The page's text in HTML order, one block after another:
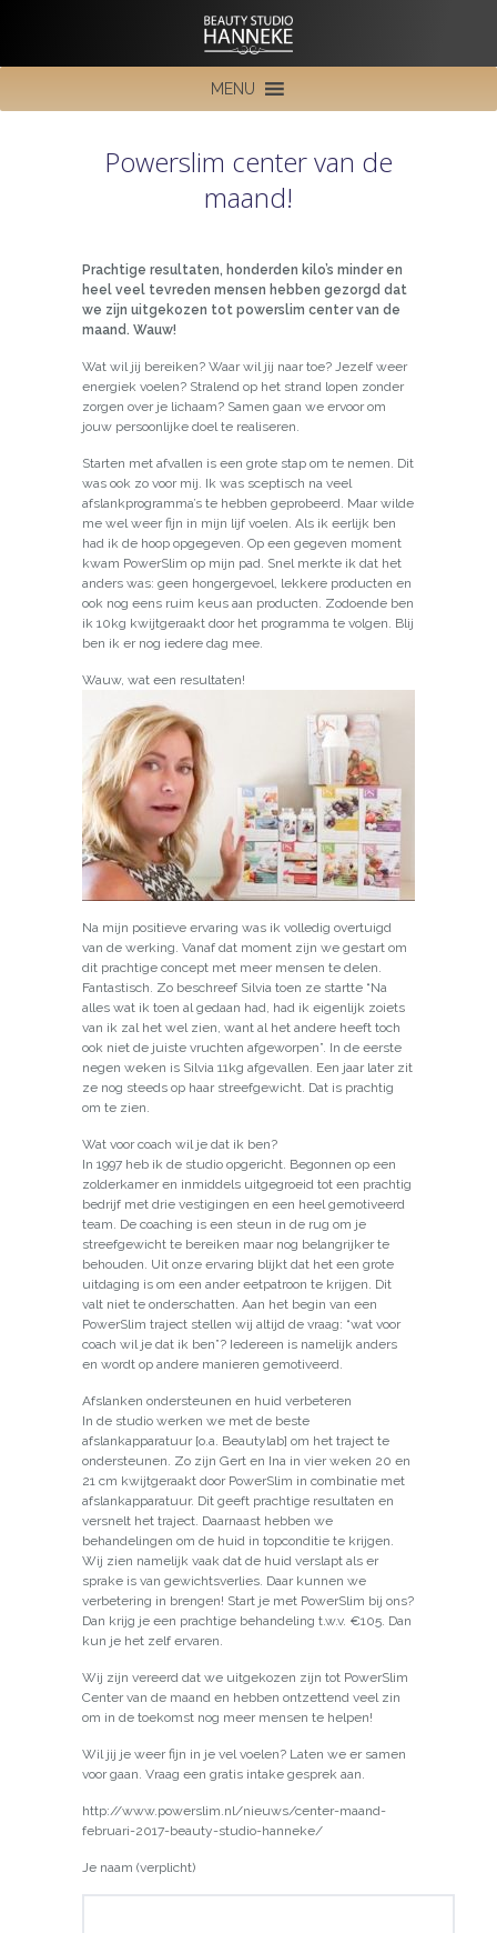
MENU
Powerslim center van de
maand!
Prachtige resultaten, honderden kilo’s minder en
heel veel tevreden mensen hebben gezorgd dat
we zijn uitgekozen tot powerslim center van de
maand. Wauw!
Wat wil jij bereiken? Waar wil jij naar toe? Jezelf weer
energiek voelen? Stralend op het strand lopen zonder
zorgen over je lichaam? Samen gaan we ervoor om
jouw persoonlijke doel te realiseren.
Starten met afvallen is een grote stap om te nemen. Dit
was ook zo voor mij. Ik was sceptisch na veel
afslankprogramma’s te hebben geprobeerd. Maar wilde
me wel weer fijn in mijn lijf voelen. Als ik eerlijk ben
had ik de hoop opgegeven. Op een gegeven moment
kwam PowerSlim op mijn pad. Snel merkte ik dat het
anders was: geen hongergevoel, lekkere producten en
ook nog eens ruim keus aan producten. Zodoende ben
ik 10kg kwijtgeraakt door het programma te volgen. Blij
ben ik er nog iedere dag mee.
Wauw, wat een resultaten!
Na mijn positieve ervaring was ik volledig overtuigd
van de werking. Vanaf dat moment zijn we gestart om
dit prachtige concept met meer mensen te delen.
Fantastisch. Zo beschreef Silvia toen ze startte “Na
alles wat ik toen al gedaan had, had ik eigenlijk zoiets
van ik zal het wel zien, want al het andere heeft toch
ook niet de juiste vruchten afgeworpen”. In de eerste
negen weken is Silvia 11kg afgevallen. Een jaar later zit
ze nog steeds op haar streefgewicht. Dat is prachtig
om te zien.
Wat voor coach wil je dat ik ben?
In 1997 heb ik de studio opgericht. Begonnen op een
zolderkamer en inmiddels uitgegroeid tot een prachtig
bedrijf met drie vestigingen en een heel gemotiveerd
team. De coaching is een steun in de rug om je
streefgewicht te bereiken maar nog belangrijker te
behouden. Uit onze ervaring blijkt dat het een grote
uitdaging is om een ander eetpatroon te krijgen. Dit
valt niet te onderschatten. Aan het begin van een
PowerSlim traject stellen wij altijd de vraag: “wat voor
coach wil je dat ik ben”? Iedereen is namelijk anders
en wordt op andere manieren gemotiveerd.
Afslanken ondersteunen en huid verbeteren
In de studio werken we met de beste
afslankapparatuur [o.a. Beautylab] om het traject te
ondersteunen. Zo zijn Gert en Ina in vier weken 20 en
21 cm kwijtgeraakt door PowerSlim in combinatie met
afslankapparatuur. Dit geeft prachtige resultaten en
versnelt het traject. Daarnaast hebben we
behandelingen om de huid in topconditie te krijgen.
Wij zien namelijk vaak dat de huid verslapt als er
sprake is van gewichtsverlies. Daar kunnen we
verbetering in brengen! Start je met PowerSlim bij ons?
Dan krijg je een prachtige behandeling t.w.v. €105. Dan
kun je het zelf ervaren.
Wij zijn vereerd dat we uitgekozen zijn tot PowerSlim
Center van de maand en hebben ontzettend veel zin
om in de toekomst nog meer mensen te helpen!
Wil jij je weer fijn in je vel voelen? Laten we er samen
voor gaan. Vraag een gratis intake gesprek aan.
http://www.powerslim.nl/nieuws/center-maand-
februari-2017-beauty-studio-hanneke/
Je naam (verplicht)